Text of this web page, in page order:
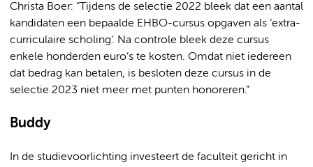
Christa Boer: “Tijdens de selectie 2022 bleek dat een aantal
kandidaten een bepaalde EHBO-cursus opgaven als ‘extra-
curriculaire scholing’. Na controle bleek deze cursus
enkele honderden euro’s te kosten. Omdat niet iedereen
dat bedrag kan betalen, is besloten deze cursus in de
selectie 2023 niet meer met punten honoreren.”
Buddy
In de studievoorlichting investeert de faculteit gericht in